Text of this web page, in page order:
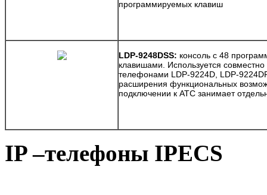
программируемых клавиш
LDP-9248DSS: консоль с 48
клавишами. Используется
телефонами LDP-9224D, LDP-
расширения функциональных
подключении к АТС занимает
IP –телефоны IPECS